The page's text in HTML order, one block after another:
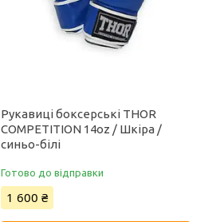
Рукавиці боксерські THOR
COMPETITION 14oz / Шкіра /
синьо-білі
Готово до відправки
1 600 ₴